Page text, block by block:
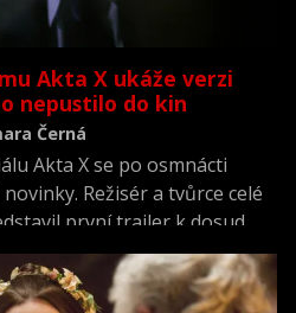
Akta X ukáže verzi
nepustilo do kin
Černá
Akta X se po osmnácti
Režisér a tvůrce celé
první trailer k dosud
filmu Akta X: Chci uvěřit.